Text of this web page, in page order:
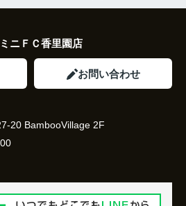
ニＦＣ香里園店
お問い合わせ
20 BambooVillage 2F